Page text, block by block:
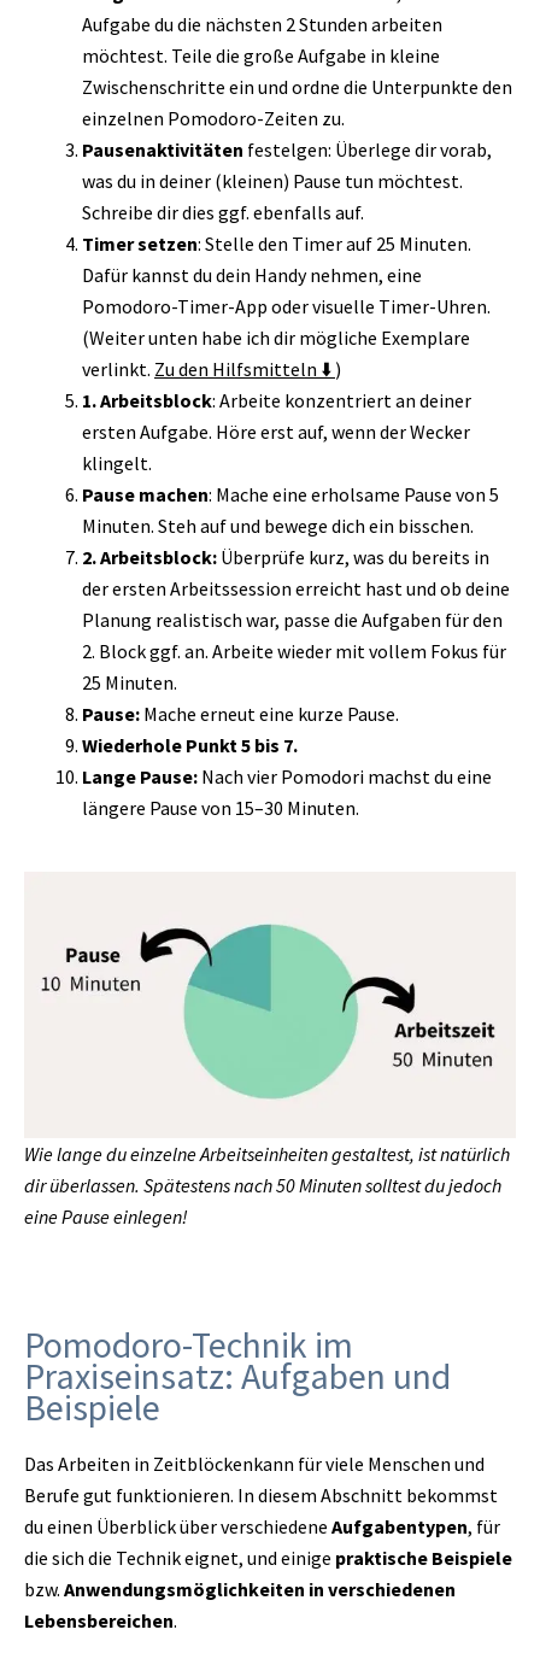
Aufgabe du die nächsten 2 Stunden arbeiten
möchtest. Teile die große Aufgabe in kleine
Zwischenschritte ein und ordne die Unterpunkte den
einzelnen Pomodoro-Zeiten zu.
Pausenaktivitäten festelgen: Überlege dir vorab,
was du in deiner (kleinen) Pause tun möchtest.
Schreibe dir dies ggf. ebenfalls auf.
Timer setzen: Stelle den Timer auf 25 Minuten.
Dafür kannst du dein Handy nehmen, eine
Pomodoro-Timer-App oder visuelle Timer-Uhren.
(Weiter unten habe ich dir mögliche Exemplare
verlinkt. Zu den Hilfsmitteln ⬇️ )
1. Arbeitsblock: Arbeite konzentriert an deiner
ersten Aufgabe. Höre erst auf, wenn der Wecker
klingelt.
Pause machen: Mache eine erholsame Pause von 5
Minuten. Steh auf und bewege dich ein bisschen.
2. Arbeitsblock: Überprüfe kurz, was du bereits in
der ersten Arbeitssession erreicht hast und ob deine
Planung realistisch war, passe die Aufgaben für den
2. Block ggf. an. Arbeite wieder mit vollem Fokus für
25 Minuten.
Pause: Mache erneut eine kurze Pause.
Wiederhole Punkt 5 bis 7.
Lange Pause: Nach vier Pomodori machst du eine
längere Pause von 15–30 Minuten.
Wie lange du einzelne Arbeitseinheiten gestaltest, ist natürlich
dir überlassen. Spätestens nach 50 Minuten solltest du jedoch
eine Pause einlegen!
Pomodoro-Technik im
Praxiseinsatz: Aufgaben und
Beispiele
Das Arbeiten in Zeitblöckenkann für viele Menschen und
Berufe gut funktionieren. In diesem Abschnitt bekommst
du einen Überblick über verschiedene Aufgabentypen, für
die sich die Technik eignet, und einige praktische Beispiele
bzw. Anwendungsmöglichkeiten in verschiedenen
Lebensbereichen.